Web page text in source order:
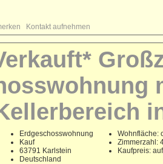
Kontakt aufnehmen
Erdgeschosswohnung
Kauf
63791 Karlstein
Deutschland
Wohnfläche:
Zimmerzahl:
Kaufpreis: